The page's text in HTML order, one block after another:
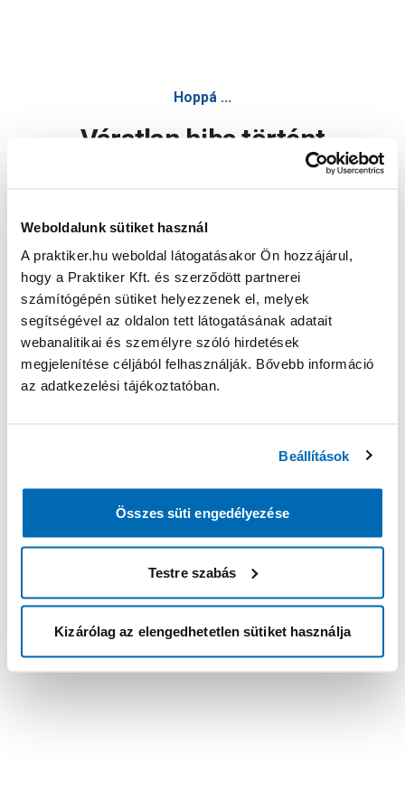
Weboldalunk sütiket használ
A praktiker.hu weboldal látogatásakor Ön hozzájárul,
hogy a Praktiker Kft. és szerződött partnerei
számítógépén sütiket helyezzenek el, melyek
segítségével az oldalon tett látogatásának adatait
webanalitikai és személyre szóló hirdetések
megjelenítése céljából felhasználják. Bővebb információ
az adatkezelési tájékoztatóban.
Beállítások
Összes süti engedélyezése
Testre szabás
Kizárólag az elengedhetetlen sütiket használja
Hoppá ...
Váratlan hiba történt
Oldal újratöltése